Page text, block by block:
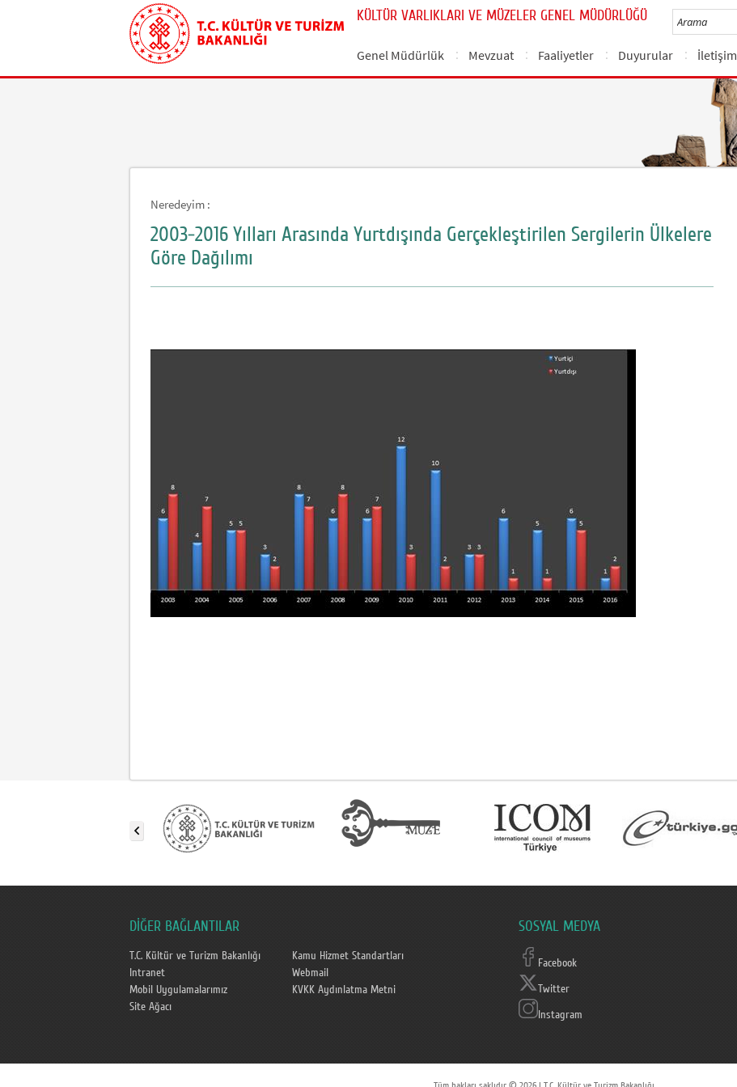
KÜLTÜR VARLIKLARI VE MÜZELER GENEL MÜDÜRLÜĞÜ
Genel Müdürlük Mevzuat Faaliyetler Duyurular İletişim
Neredeyim :
2003-2016 Yılları Arasında Yurtdışında Gerçekleştirilen Sergilerin Ülkelere
Göre Dağılımı
DİĞER BAĞLANTILAR
T.C. Kültür ve Turizm Bakanlığı
Kamu Hizmet Standartları
Intranet
Webmail
Mobil Uygulamalarımız
KVKK Aydınlatma Metni
Site Ağacı
SOSYAL MEDYA
Facebook
Twitter
Instagram